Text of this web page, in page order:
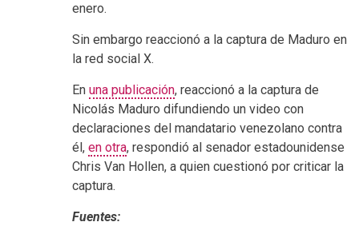
enero.
Sin embargo reaccionó a la captura de Maduro en
la red social X.
En una publicación, reaccionó a la captura de
Nicolás Maduro difundiendo un video con
declaraciones del mandatario venezolano contra
él, en otra, respondió al senador estadounidense
Chris Van Hollen, a quien cuestionó por criticar la
captura.
Fuentes: